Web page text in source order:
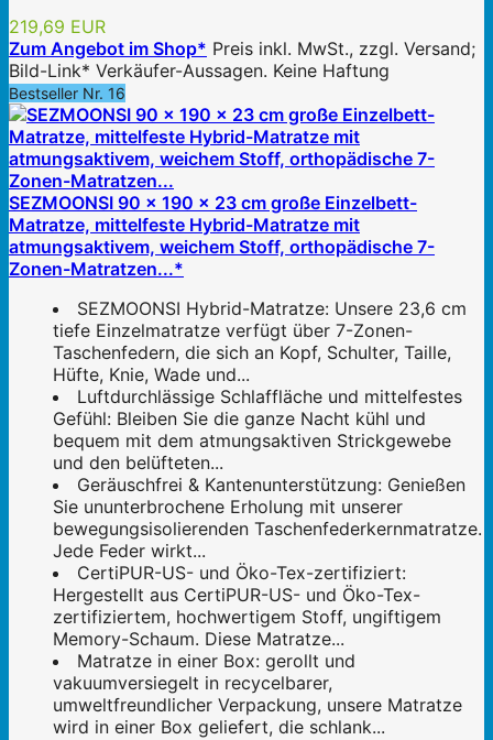
219,69 EUR
Zum Angebot im Shop* Preis inkl. MwSt., zzgl. Versand;
Bild-Link* Verkäufer-Aussagen. Keine Haftung
Bestseller Nr. 16
SEZMOONSI 90 x 190 x 23 cm große Einzelbett-
Matratze, mittelfeste Hybrid-Matratze mit
atmungsaktivem, weichem Stoff, orthopädische 7-
Zonen-Matratzen...*
SEZMOONSI Hybrid-Matratze: Unsere 23,6 cm
tiefe Einzelmatratze verfügt über 7-Zonen-
Taschenfedern, die sich an Kopf, Schulter, Taille,
Hüfte, Knie, Wade und...
Luftdurchlässige Schlaffläche und mittelfestes
Gefühl: Bleiben Sie die ganze Nacht kühl und
bequem mit dem atmungsaktiven Strickgewebe
und den belüfteten...
Geräuschfrei & Kantenunterstützung: Genießen
Sie ununterbrochene Erholung mit unserer
bewegungsisolierenden Taschenfederkernmatratze.
Jede Feder wirkt...
CertiPUR-US- und Öko-Tex-zertifiziert:
Hergestellt aus CertiPUR-US- und Öko-Tex-
zertifiziertem, hochwertigem Stoff, ungiftigem
Memory-Schaum. Diese Matratze...
Matratze in einer Box: gerollt und
vakuumversiegelt in recycelbarer,
umweltfreundlicher Verpackung, unsere Matratze
wird in einer Box geliefert, die schlank...